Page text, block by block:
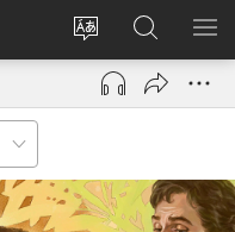
Vaihda
sivuston
kieli
Kirjaudu
(avaa
uuden
ikkunan)
Hae
JW.ORG-
sivustolta